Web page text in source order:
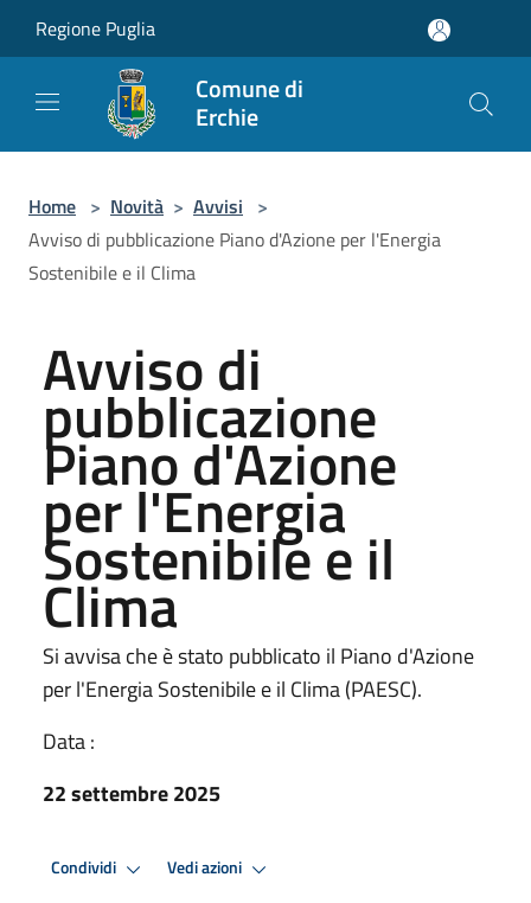
Regione Puglia
Comune di
Erchie
Home > Novità > Avvisi >
Avviso di pubblicazione Piano d'Azione per l'Energia
Sostenibile e il Clima
Avviso di
pubblicazione
Piano d'Azione
per l'Energia
Sostenibile e il
Clima
Si avvisa che è stato pubblicato il Piano d'Azione
per l'Energia Sostenibile e il Clima (PAESC).
Data :
22 settembre 2025
Condividi Vedi azioni